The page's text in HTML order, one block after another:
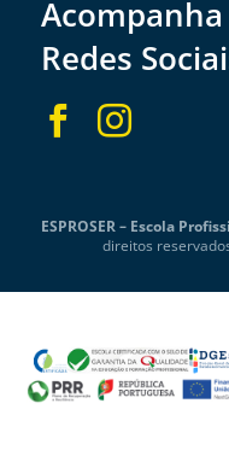
Redes
 
ESPROSER – Escola
direitos